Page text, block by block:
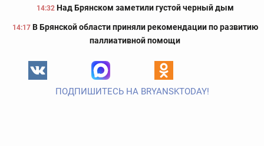
14:32 Над Брянском заметили густой черный дым
14:17 В Брянской области приняли рекомендации по развитию
паллиативной помощи
ПОДПИШИТЕСЬ НА BRYANSKTODAY!